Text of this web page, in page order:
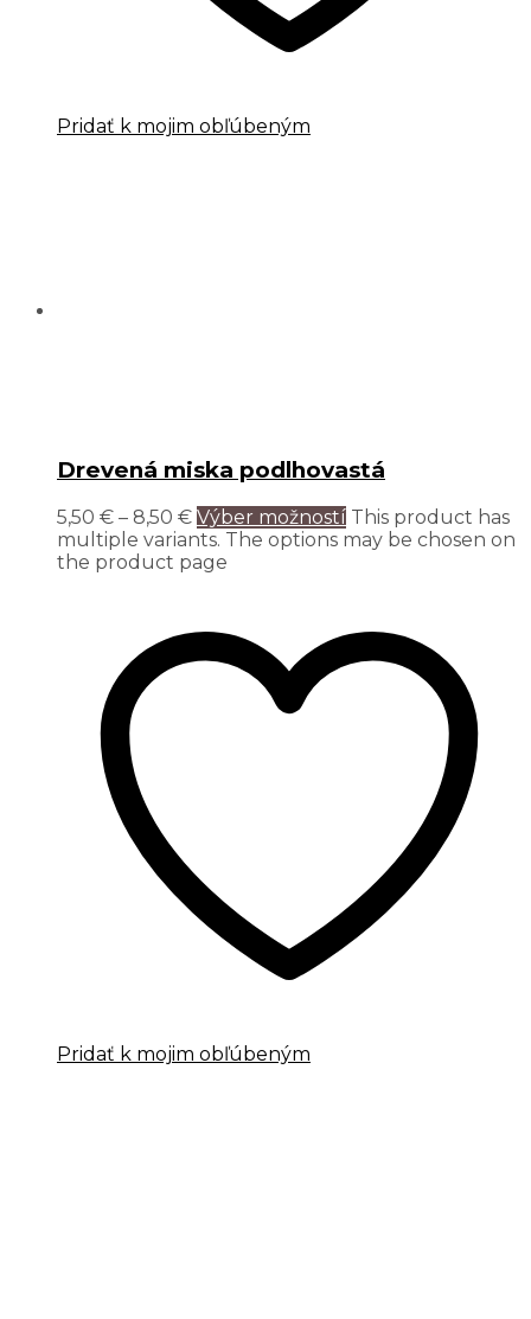
Pridať k mojim obľúbeným
Drevená miska podlhovastá
5,50 € – 8,50 € Výber možností This product has
multiple variants. The options may be chosen on
the product page
Pridať k mojim obľúbeným